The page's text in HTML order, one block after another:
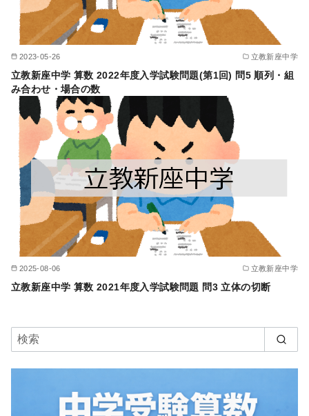
2023-05-26 立教新座中学
立教新座中学 算数 2022年度入学試験問題(第1回) 問5 順列・組
み合わせ・場合の数
2025-08-06 立教新座中学
立教新座中学 算数 2021年度入学試験問題 問3 立体の切断